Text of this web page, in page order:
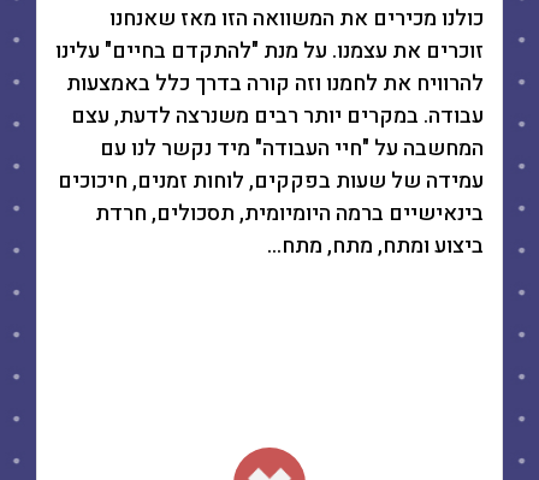
כולנו מכירים את המשוואה הזו מאז שאנחנו
זוכרים את עצמנו. על מנת "להתקדם בחיים" עלינו
להרוויח את לחמנו וזה קורה בדרך כלל באמצעות
עבודה. במקרים יותר רבים משנרצה לדעת, עצם
המחשבה על "חיי העבודה" מיד נקשר לנו עם
עמידה של שעות בפקקים, לוחות זמנים, חיכוכים
בינאישיים ברמה היומיומית, תסכולים, חרדת
ביצוע ומתח, מתח, מתח...